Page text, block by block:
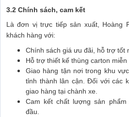
3.2 Chính sách, cam kết
Là đơn vị trực tiếp sản xuất, Hoàng
khách hàng với:
Chính sách giá ưu đãi, hỗ trợ tốt
Hỗ trợ thiết kế thùng carton miễn
Giao hàng tận nơi trong khu
tỉnh thành lân cận. Đối với các
giao hàng tại chành xe.
Cam kết chất lượng sản
đầu.